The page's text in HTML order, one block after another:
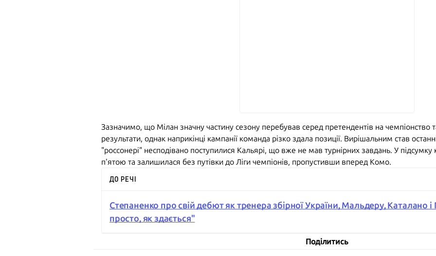
Зазначимо, що Мілан значну частину сезону перебував серед претендентів на чемпіонство
результати, однак наприкінці кампанії команда різко здала позиції. Вирішальним став
"россонері" несподівано поступилися Кальярі, що вже не мав турнірних завдань. У
п'ятою та залишилася без путівки до Ліги чемпіонів, пропустивши вперед Комо.
ДО РЕЧІ
Степаненко про свій дебют як тренера збірної України, Мальдеру, Каталано
просто, як здається"
Поділитись